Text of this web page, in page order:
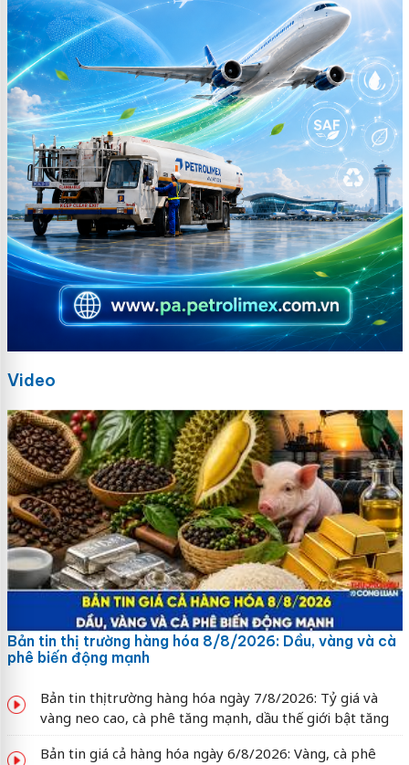
Video
Bản tin thị trường hàng hóa 8/8/2026: Dầu, vàng và cà
phê biến động mạnh
Bản tin thị trường hàng hóa ngày 7/8/2026: Tỷ giá và
vàng neo cao, cà phê tăng mạnh, dầu thế giới bật tăng
Bản tin giá cả hàng hóa ngày 6/8/2026: Vàng, cà phê